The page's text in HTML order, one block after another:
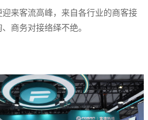
来客流高峰，来自各行业的商客接
商务对接络绎不绝。